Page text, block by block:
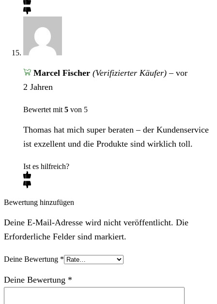
Marcel Fischer (Verifizierter Käufer) – vor
2 Jahren
Bewertet mit 5 von 5
Thomas hat mich super beraten – der Kundenservice
ist exzellent und die Produkte sind wirklich toll.
Ist es hilfreich?
Bewertung hinzufügen
Deine E-Mail-Adresse wird nicht veröffentlicht. Die
Erforderliche Felder sind markiert.
Deine Bewertung *
Deine Bewertung *